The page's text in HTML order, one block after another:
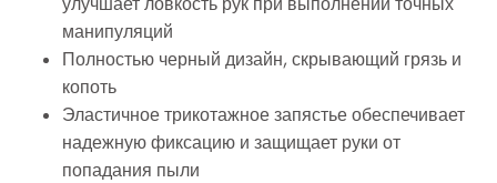
манипуляций
Полностью черный дизайн, скрывающий грязь и
копоть
Эластичное трикотажное запястье обеспечивает
надежную фиксацию и защищает руки от
попадания пыли